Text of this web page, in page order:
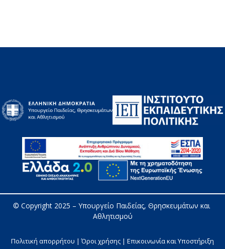
© Copyright 2025 – Υπουργείο Παιδείας, Θρησκευμάτων και
Αθλητισμού
Πολιτική απορρήτου | Όροι χρήσης | Επικοινωνία και Υποστήριξη